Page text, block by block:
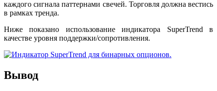
каждого сигнала паттернами свечей. Торговля должна вестись
в рамках тренда.
Ниже показано использование индикатора SuperTrend в
качестве уровня поддержки/сопротивления.
Вывод